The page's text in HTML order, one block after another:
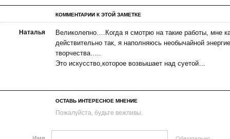
КОММЕНТАРИИ К ЭТОЙ ЗАМЕТКЕ
Наталья
Великолепно….Когда я смотрю на такие работы, мне
действительно так, я наполняюсь необычайной
творчества…..
Это искусство,которое возвышает над суетой…
ОСТАВЬ ИНТЕРЕСНОЕ МНЕНИЕ
Пожалуйста, будьте вежливы.